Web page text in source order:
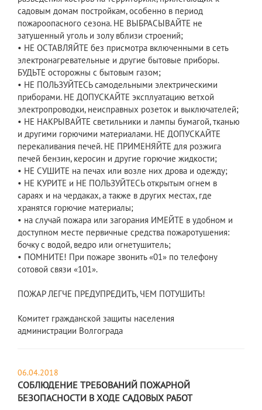
садовым домам постройкам, особенно в период
пожароопасного сезона. НЕ ВЫБРАСЫВАЙТЕ не
затушенный уголь и золу вблизи строений;
• НЕ ОСТАВЛЯЙТЕ без присмотра включенными в сеть
электронагревательные и другие бытовые приборы.
БУДЬТЕ осторожны с бытовым газом;
• НЕ ПОЛЬЗУЙТЕСЬ самодельными электрическими
приборами. НЕ ДОПУСКАЙТЕ эксплуатацию ветхой
электропроводки, неисправных розеток и выключателей;
• НЕ НАКРЫВАЙТЕ светильники и лампы бумагой, тканью
и другими горючими материалами. НЕ ДОПУСКАЙТЕ
перекаливания печей. НЕ ПРИМЕНЯЙТЕ для розжига
печей бензин, керосин и другие горючие жидкости;
• НЕ СУШИТЕ на печах или возле них дрова и одежду;
• НЕ КУРИТЕ и НЕ ПОЛЬЗУЙТЕСЬ открытым огнем в
сараях и на чердаках, а также в других местах, где
хранятся горючие материалы;
• на случай пожара или загорания ИМЕЙТЕ в удобном и
доступном месте первичные средства пожаротушения:
бочку с водой, ведро или огнетушитель;
• ПОМНИТЕ! При пожаре звонить «01» по телефону
сотовой связи «101».
ПОЖАР ЛЕГЧЕ ПРЕДУПРЕДИТЬ, ЧЕМ ПОТУШИТЬ!
Комитет гражданской защиты населения
администрации Волгограда
06.04.2018
СОБЛЮДЕНИЕ ТРЕБОВАНИЙ ПОЖАРНОЙ
БЕЗОПАСНОСТИ В ХОДЕ САДОВЫХ РАБОТ